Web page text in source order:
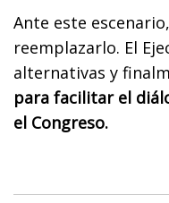
Ante este
reemplazarlo. El
alternativas y
para facilitar el
el Congreso.